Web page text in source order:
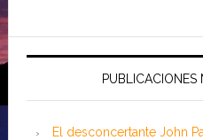
PUBLICACIONES
El desconcertante John